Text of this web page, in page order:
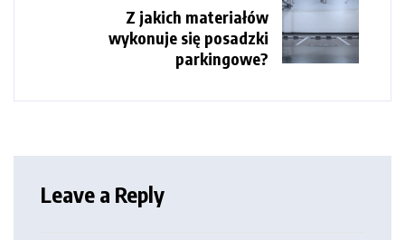
Z jakich materiałów
wykonuje się posadzki
parkingowe?
Leave a Reply